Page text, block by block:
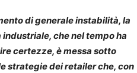
di generale instabilità, la
che nel tempo ha
certezze, è messa sotto
strategie dei retailer che, con